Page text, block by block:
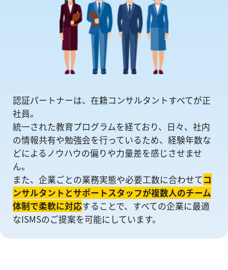
認証パートナーは、在籍コンサルタントすべてが正
社員。
統一された教育プログラムを経ており、日々、社内
の情報共有や勉強会を⾏っているため、経験年数な
どによるノウハウの偏りや⼒量差を感じさせませ
ん。
また、企業ごとの業務実態や必要工数に合わせてコ
ンサルタントとサポートスタッフが複数人のチーム
体制で柔軟に対応することで、すべての企業に最適
なISMSのご提案を可能にしています。